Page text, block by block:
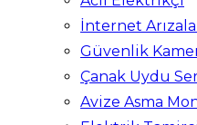
İnternet
Güvenlik
Çanak Uydu
Avize Asma